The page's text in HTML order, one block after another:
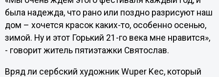
была надежда, что рано или поздно разрисуют наш
дом – хочется красок каких-то, особенно осенью,
зимой. Ну и этот Горький 21-го века мне нравится»,
- говорит житель пятиэтажки Святослав.
Вряд ли сербский художник Wuper Kec, который